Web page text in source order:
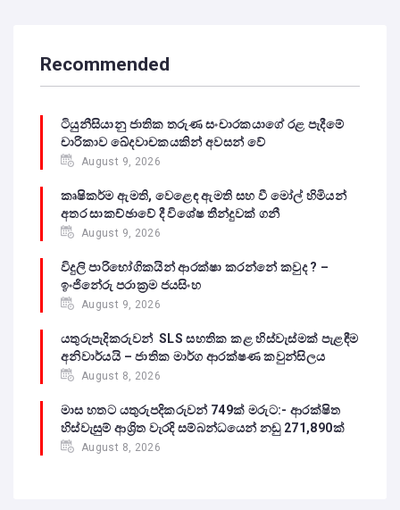
Recommended
ටියුනීසියානු ජාතික තරුණ සංචාරකයාගේ රළ පැදීමේ
චාරිකාව ඛේදවාචකයකින් අවසන් වේ‍
August 9, 2026
කෘෂිකර්ම ඇමති, වෙළෙඳ ඇමති සහ වී මෝල් හිමියන්
අතර සාකච්ඡාවේ දී විශේෂ තීන්දුවක් ගනී
August 9, 2026
විදුලි පාරිභෝගිකයින් ආරක්ෂා කරන්නේ කවුද ? –
ඉංජිනේරු පරාක්‍රම ජයසිංහ
August 9, 2026
යතුරුපැදිකරුවන් SLS සහතික කළ හිස්වැස්මක් පැළඳීම
අනිවාර්යයි – ජාතික මාර්ග ආරක්ෂණ කවුන්සිලය
August 8, 2026
මාස හතට යතුරුපදිකරුවන් 749ක් මරුට:- ආරක්ෂිත
හිස්වැසුම් ආශ්‍රිත වැරදි සම්බන්ධයෙන් නඩු 271,890ක්
August 8, 2026